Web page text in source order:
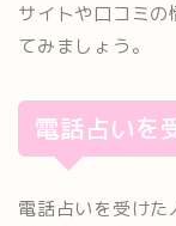
サイトや口コミ
てみましょう。
電話占いを
電話占いを受けた